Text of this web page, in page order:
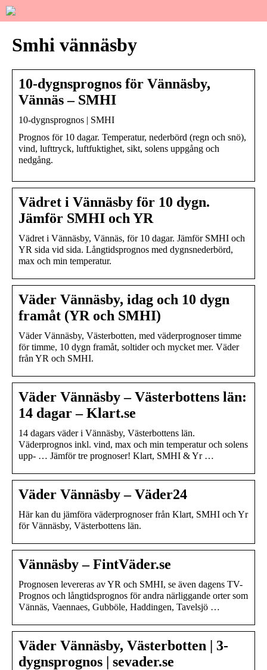
Smhi vännäsby
10-dygnsprognos för Vännäsby,
Vännäs – SMHI
10-dygnsprognos | SMHI
Prognos för 10 dagar. Temperatur, nederbörd (regn och snö),
vind, lufttryck, luftfuktighet, sikt, solens uppgång och
nedgång.
Vädret i Vännäsby för 10 dygn.
Jämför SMHI och YR
Vädret i Vännäsby, Vännäs, för 10 dagar. Jämför SMHI och
YR sida vid sida. Långtidsprognos med dygnsnederbörd,
max och min temperatur.
Väder Vännäsby, idag och 10 dygn
framåt (YR och SMHI)
Väder Vännäsby, Västerbotten, med väderprognoser timme
för timme, 10 dygn framåt, soltider och mycket mer. Väder
från YR och SMHI.
Väder Vännäsby – Västerbottens län:
14 dagar – Klart.se
14 dagars väder i Vännäsby, Västerbottens län.
Väderprognos inkl. vind, max och min temperatur och solens
upp- … Jämför tre prognoser! Klart, SMHI & Yr …
Väder Vännäsby – Väder24
Här kan du jämföra väderprognoser från Klart, SMHI och Yr
för Vännäsby, Västerbottens län.
Vännäsby – FintVäder.se
Prognosen levereras av YR och SMHI, se även dagens TV-
Prognos och långtidsprognos för andra närliggande orter som
Vännäs, Vaennaes, Gubböle, Haddingen, Tavelsjö …
Väder Vännäsby, Västerbotten | 3-
dygnsprognos | sevader.se